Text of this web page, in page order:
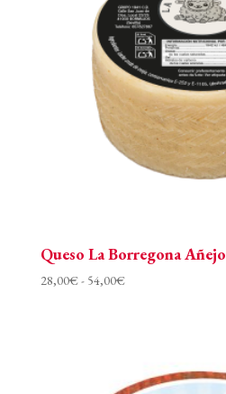
Queso La Borregona Añejo
28,00€- 54,00€Rango
hasta